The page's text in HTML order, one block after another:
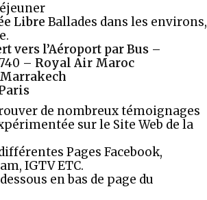
Libre Ballades dans les environs,
vers l’Aéroport par Bus –
– Royal Air Maroc
de nombreux témoignages
sur le Site Web de la
Pages Facebook,
IGTV ETC.
en bas de page du